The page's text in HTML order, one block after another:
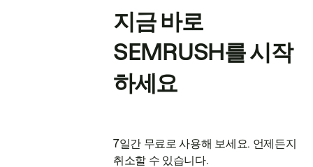
지금 바로
SEMRUSH를 시작
하세요
7일간 무료로 사용해 보세요. 언제든지
취소할 수 있습니다.